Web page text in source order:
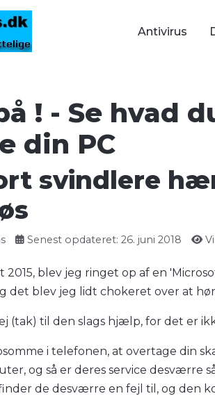
Antivirus
! - Se hvad
din PC
svindlere
Senest opdateret: 26. juni 2018
2015, blev jeg ringet op af en
det blev jeg lidt chokeret over at
(tak) til den slags hjælp, for det er
i telefonen, at overtage din
og så er deres service
de desværre en fejl til, og den